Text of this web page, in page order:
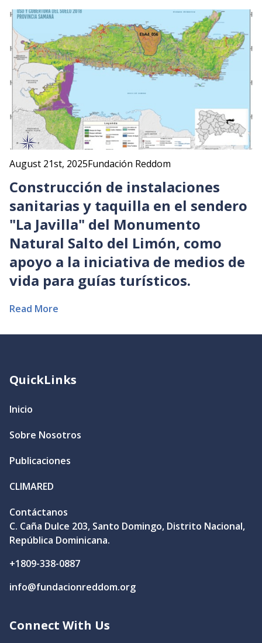
August 21st, 2025Fundación Reddom
Construcción de instalaciones
sanitarias y taquilla en el sendero
"La Javilla" del Monumento
Natural Salto del Limón, como
apoyo a la iniciativa de medios de
vida para guías turísticos.
Read More
QuickLinks
Inicio
Sobre Nosotros
Publicaciones
CLIMARED
Contáctanos
C. Caña Dulce 203, Santo Domingo, Distrito Nacional,
República Dominicana.
+1809-338-0887
info@fundacionreddom.org
Connect With Us